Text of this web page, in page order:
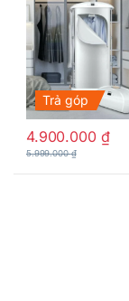
Trả góp
4.900.000 ₫
5.999.000₫